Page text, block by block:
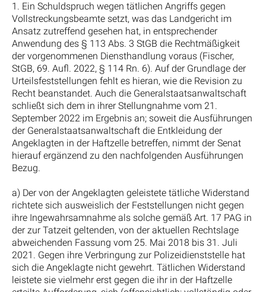
1. Ein Schuldspruch wegen tätlichen Angriffs gegen
Vollstreckungsbeamte setzt, was das Landgericht im
Ansatz zutreffend gesehen hat, in entsprechender
Anwendung des § 113 Abs. 3 StGB die Rechtmäßigkeit
der vorgenommenen Diensthandlung voraus (Fischer,
StGB, 69. Aufl. 2022, § 114 Rn. 6). Auf der Grundlage der
Urteilsfeststellungen fehlt es hieran, wie die Revision zu
Recht beanstandet. Auch die Generalstaatsanwaltschaft
schließt sich dem in ihrer Stellungnahme vom 21.
September 2022 im Ergebnis an; soweit die Ausführungen
der Generalstaatsanwaltschaft die Entkleidung der
Angeklagten in der Haftzelle betreffen, nimmt der Senat
hierauf ergänzend zu den nachfolgenden Ausführungen
Bezug.
a) Der von der Angeklagten geleistete tätliche Widerstand
richtete sich ausweislich der Feststellungen nicht gegen
ihre Ingewahrsamnahme als solche gemäß Art. 17 PAG in
der zur Tatzeit geltenden, von der aktuellen Rechtslage
abweichenden Fassung vom 25. Mai 2018 bis 31. Juli
2021. Gegen ihre Verbringung zur Polizeidienststelle hat
sich die Angeklagte nicht gewehrt. Tätlichen Widerstand
leistete sie vielmehr erst gegen die ihr in der Haftzelle